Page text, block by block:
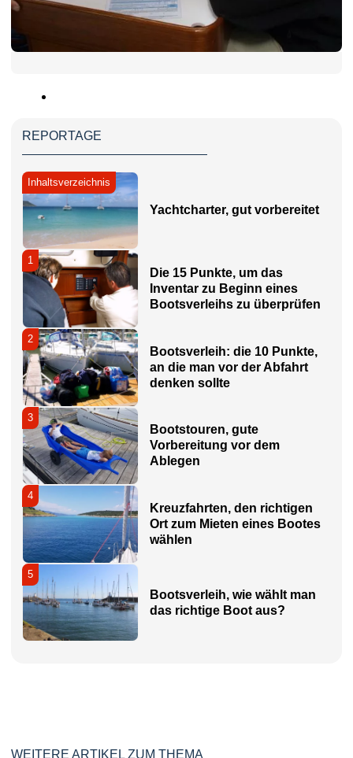
REPORTAGE
Inhaltsverzeichnis
Yachtcharter, gut vorbereitet
1
Die 15 Punkte, um das
Inventar zu Beginn eines
Bootsverleihs zu überprüfen
2
Bootsverleih: die 10 Punkte,
an die man vor der Abfahrt
denken sollte
3
Bootstouren, gute
Vorbereitung vor dem
Ablegen
4
Kreuzfahrten, den richtigen
Ort zum Mieten eines Bootes
wählen
5
Bootsverleih, wie wählt man
das richtige Boot aus?
WEITERE ARTIKEL ZUM THEMA